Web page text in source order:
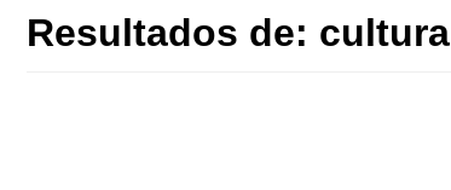
Resultados de: cultura